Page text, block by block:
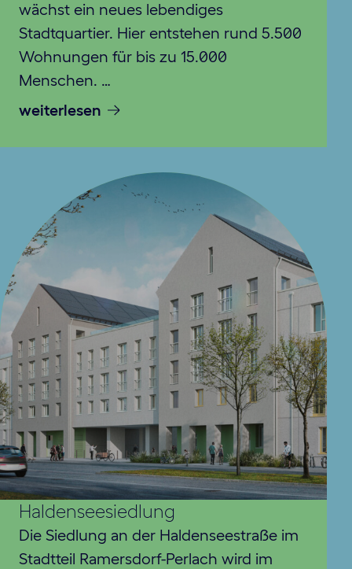
wächst ein neues lebendiges
Stadtquartier. Hier entstehen rund 5.500
Wohnungen für bis zu 15.000
Menschen. …
weiterlesen
Haldenseesiedlung
Die Siedlung an der Haldenseestraße im
Stadtteil Ramersdorf-Perlach wird im